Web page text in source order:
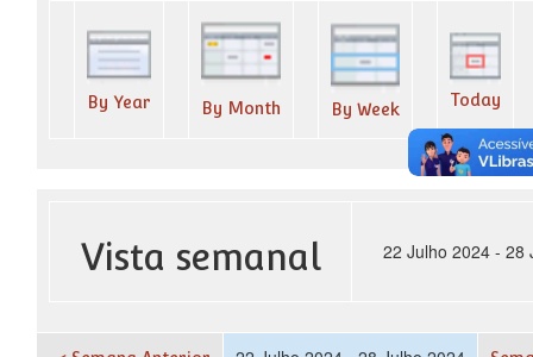
By Year By Month By Week
Today
Vista semanal 22 Julho 2024 - 28